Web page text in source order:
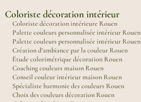
Coloriste décoration intérieur
Coloriste décoration intérieure Rouen
Palette couleurs personnalisée intérieur Rouen
Palette couleurs personnalisée intérieur Rouen
Création d’ambiance par la couleur Rouen
Étude colorimétrique décoration Rouen
Coaching couleurs maison Rouen
Conseil couleur intérieur maison Rouen
Spécialiste harmonie des couleurs Rouen
Choix des couleurs décoration Rouen